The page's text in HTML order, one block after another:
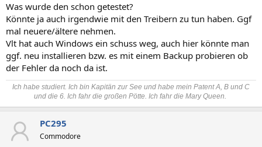
Was wurde den schon getestet?
Könnte ja auch irgendwie mit den Treibern zu tun haben. Ggf
mal neuere/ältere nehmen.
Vlt hat auch Windows ein schuss weg, auch hier könnte man
ggf. neu installieren bzw. es mit einem Backup probieren ob
der Fehler da noch da ist.
Ich habe studiert. Ich bin Kapitän zur See und habe mein Patent A, B und C
und die 6. Ich fahr die großen Pötte. Ich fahr die Mary Queen.
PC295
Commodore